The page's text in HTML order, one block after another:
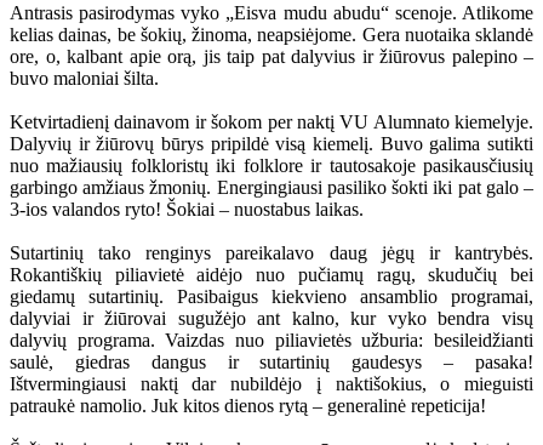
Antrasis pasirodymas vyko „Eisva mudu abudu“ scenoje. Atlikome
kelias dainas, be šokių, žinoma, neapsiėjome. Gera nuotaika sklandė
ore, o, kalbant apie orą, jis taip pat dalyvius ir žiūrovus palepino –
buvo maloniai šilta.
Ketvirtadienį dainavom ir šokom per naktį VU Alumnato kiemelyje.
Dalyvių ir žiūrovų būrys pripildė visą kiemelį. Buvo galima sutikti
nuo mažiausių folkloristų iki folklore ir tautosakoje pasikausčiusių
garbingo amžiaus žmonių. Energingiausi pasiliko šokti iki pat galo –
3-ios valandos ryto! Šokiai – nuostabus laikas.
Sutartinių tako renginys pareikalavo daug jėgų ir kantrybės.
Rokantiškių piliavietė aidėjo nuo pučiamų ragų, skudučių bei
giedamų sutartinių. Pasibaigus kiekvieno ansamblio programai,
dalyviai ir žiūrovai sugužėjo ant kalno, kur vyko bendra visų
dalyvių programa. Vaizdas nuo piliavietės užburia: besileidžianti
saulė, giedras dangus ir sutartinių gaudesys – pasaka!
Ištvermingiausi naktį dar nubildėjo į naktišokius, o mieguisti
patraukė namolio. Juk kitos dienos rytą – generalinė repeticija!